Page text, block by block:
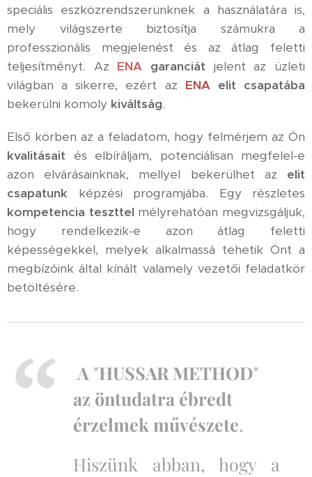
speciális eszközrendszerünknek a használatára is,
mely világszerte biztosítja számukra a
professzionális megjelenést és az átlag feletti
teljesítményt. Az ENA garanciát jelent az üzleti
világban a sikerre, ezért az ENA elit csapatába
bekerülni komoly kiváltság.
Első körben az a feladatom, hogy felmérjem az Ön
kvalitásait és elbíráljam, potenciálisan megfelel-e
azon elvárásainknak, mellyel bekerülhet az elit
csapatunk képzési programjába. Egy részletes
kompetencia teszttel mélyrehatóan megvizsgáljuk,
hogy rendelkezik-e azon átlag feletti
képességekkel, melyek alkalmassá tehetik Önt a
megbízóink által kínált valamely vezetői feladatkör
betöltésére.
A "HUSSAR METHOD"
az öntudatra ébredt
érzelmek művészete.
Hiszünk abban, hogy a